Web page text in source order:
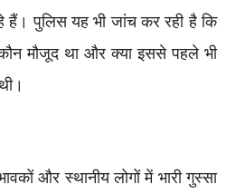
हैं। पुलिस यह भी जांच कर रही है कि
मौजूद था और क्या इससे पहले भी
और स्थानीय लोगों में भारी गुस्सा